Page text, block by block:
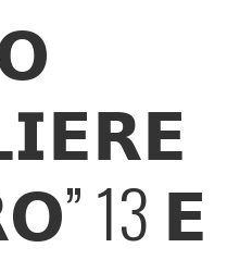
13 𝗘